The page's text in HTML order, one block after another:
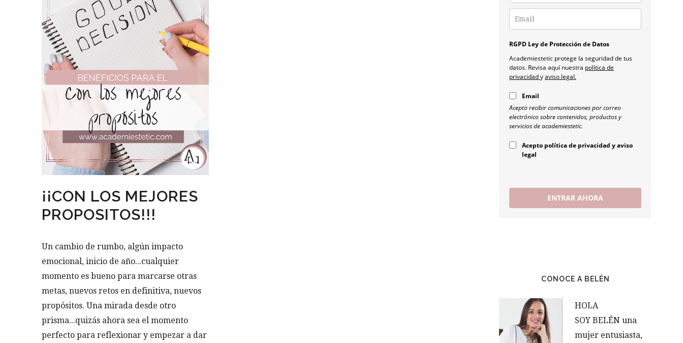
¡¡CON LOS MEJORES
PROPOSITOS!!!
Un cambio de rumbo, algún impacto
emocional, inicio de año...cualquier
momento es bueno para marcarse otras
metas, nuevos retos en definitiva, nuevos
propósitos. Una mirada desde otro
prisma...quizás ahora sea el momento
perfecto para reflexionar y empezar a dar
RGPD Ley de Protección de Datos
Academiestetic protege la seguridad de tus
datos. Revisa aquí nuestra política de
privacidadyaviso legal.
Email
Acepto recibir comunicaciones por correo
electrónico sobre contenidos, productos y
servicios de academiestetic.
Acepto política de privacidad y aviso
legal
ENTRAR AHORA
CONOCE A BELÉN
HOLA
SOY BELÉN una
mujer entusiasta,